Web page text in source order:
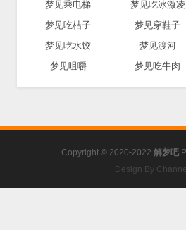
梦见乘电梯
梦见吃冰激凌
梦见吃桔子
梦见穿鞋子
梦见吃水饺
梦见渡河
梦见咀嚼
梦见吃牛肉
Copyright © 2020-2022 解梦吧
Design By